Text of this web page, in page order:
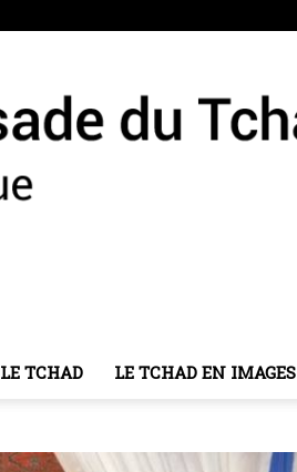
LE TCHAD LE TCHAD EN IMAGES